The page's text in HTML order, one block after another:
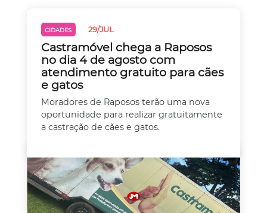
CIDADES 29/JUL
Castramóvel chega a Raposos
no dia 4 de agosto com
atendimento gratuito para cães
e gatos
Moradores de Raposos terão uma nova
oportunidade para realizar gratuitamente
a castração de cães e gatos.